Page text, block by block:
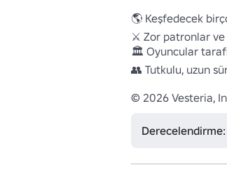
🌎 Keşfedecek
⚔️ Zor patronlar
🏛️ Oyuncular
👥 Tutkulu, uzun
© 2026 Vesteria,